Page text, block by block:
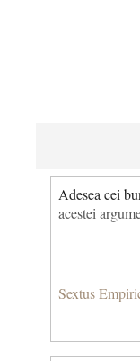
Adesea cei
acestei
Sextus